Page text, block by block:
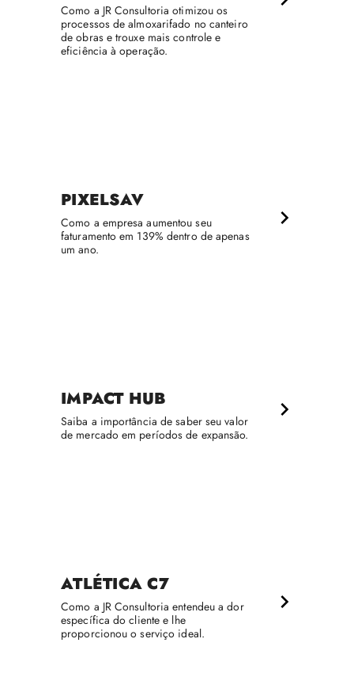
Como a JR Consultoria otimizou os
processos de almoxarifado no canteiro
de obras e trouxe mais controle e
eficiência à operação.
PIXELSAV
Como a empresa aumentou seu
faturamento em 139% dentro de apenas
um ano.
IMPACT HUB
Saiba a importância de saber seu valor
de mercado em períodos de expansão.
ATLÉTICA C7
Como a JR Consultoria entendeu a dor
específica do cliente e lhe
proporcionou o serviço ideal.